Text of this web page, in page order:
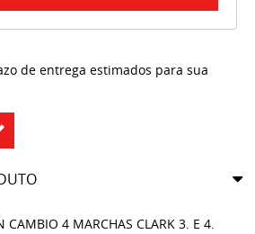
de entrega estimados para sua
CAMBIO 4 MARCHAS CLARK 3. E 4.